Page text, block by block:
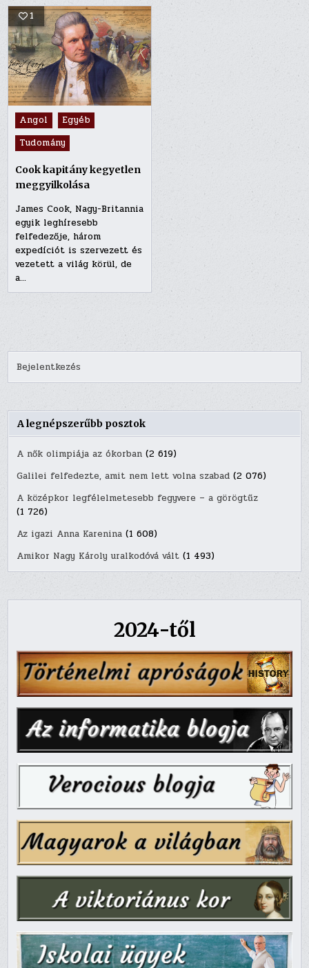
1
Posted
in
Angol
Egyéb
Tudomány
Cook kapitány kegyetlen
meggyilkolása
James Cook, Nagy-Britannia
egyik leghíresebb
felfedezője, három
expedíciót is szervezett és
vezetett a világ körül, de
a…
Bejelentkezés
A legnépszerűbb posztok
A nők olimpiája az ókorban (2 619)
Galilei felfedezte, amit nem lett volna szabad (2 076)
A középkor legfélelmetesebb fegyvere – a görögtűz
(1 726)
Az igazi Anna Karenina (1 608)
Amikor Nagy Károly uralkodóvá vált (1 493)
2024-től